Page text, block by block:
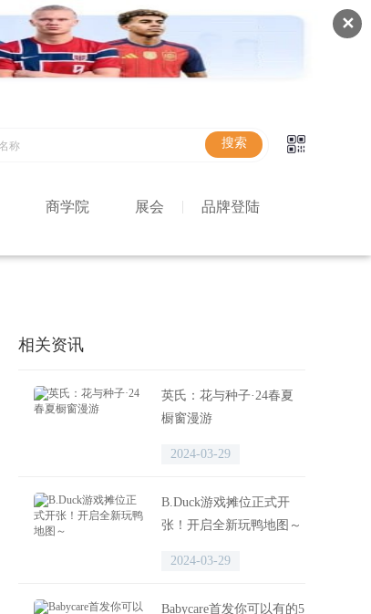
✕
商学院 展会 品牌登陆
相关资讯
英氏：花与种子·24春夏
橱窗漫游
2024-03-29
B.Duck游戏摊位正式开
张！开启全新玩鸭地图～
2024-03-29
Babycare首发你可以有的5